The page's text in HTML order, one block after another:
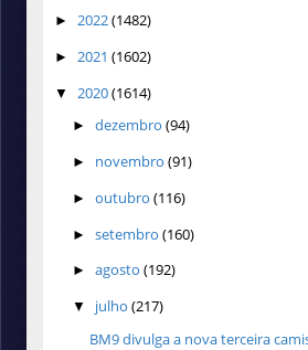
► 2022(1482)
► 2021 (1602)
▼ 2020(1614)
► dezembro (94)
► novembro (91)
► outubro (116)
► setembro (160)
► agosto (192)
▼ julho (217)
BM9 divulga a nova terceira